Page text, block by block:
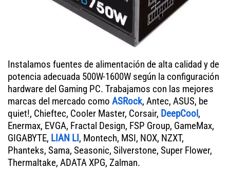
Instalamos fuentes de alimentación de alta calidad y de
potencia adecuada 500W-1600W según la configuración
hardware del Gaming PC. Trabajamos con las mejores
marcas del mercado como ASRock, Antec, ASUS, be
quiet!, Chieftec, Cooler Master, Corsair, DeepCool,
Enermax, EVGA, Fractal Design, FSP Group, GameMax,
GIGABYTE, LIAN LI, Montech, MSI, NOX, NZXT,
Phanteks, Sama, Seasonic, Silverstone, Super Flower,
Thermaltake, ADATA XPG, Zalman.